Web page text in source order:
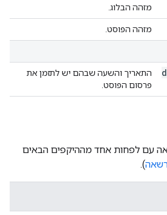
מזהה הבלוג.
מזהה הפוסט.
התאריך והשעה שבהם יש לתזמן את
פרסום הפוסט.
עם לפחות אחד מההיקפים הבאים
).